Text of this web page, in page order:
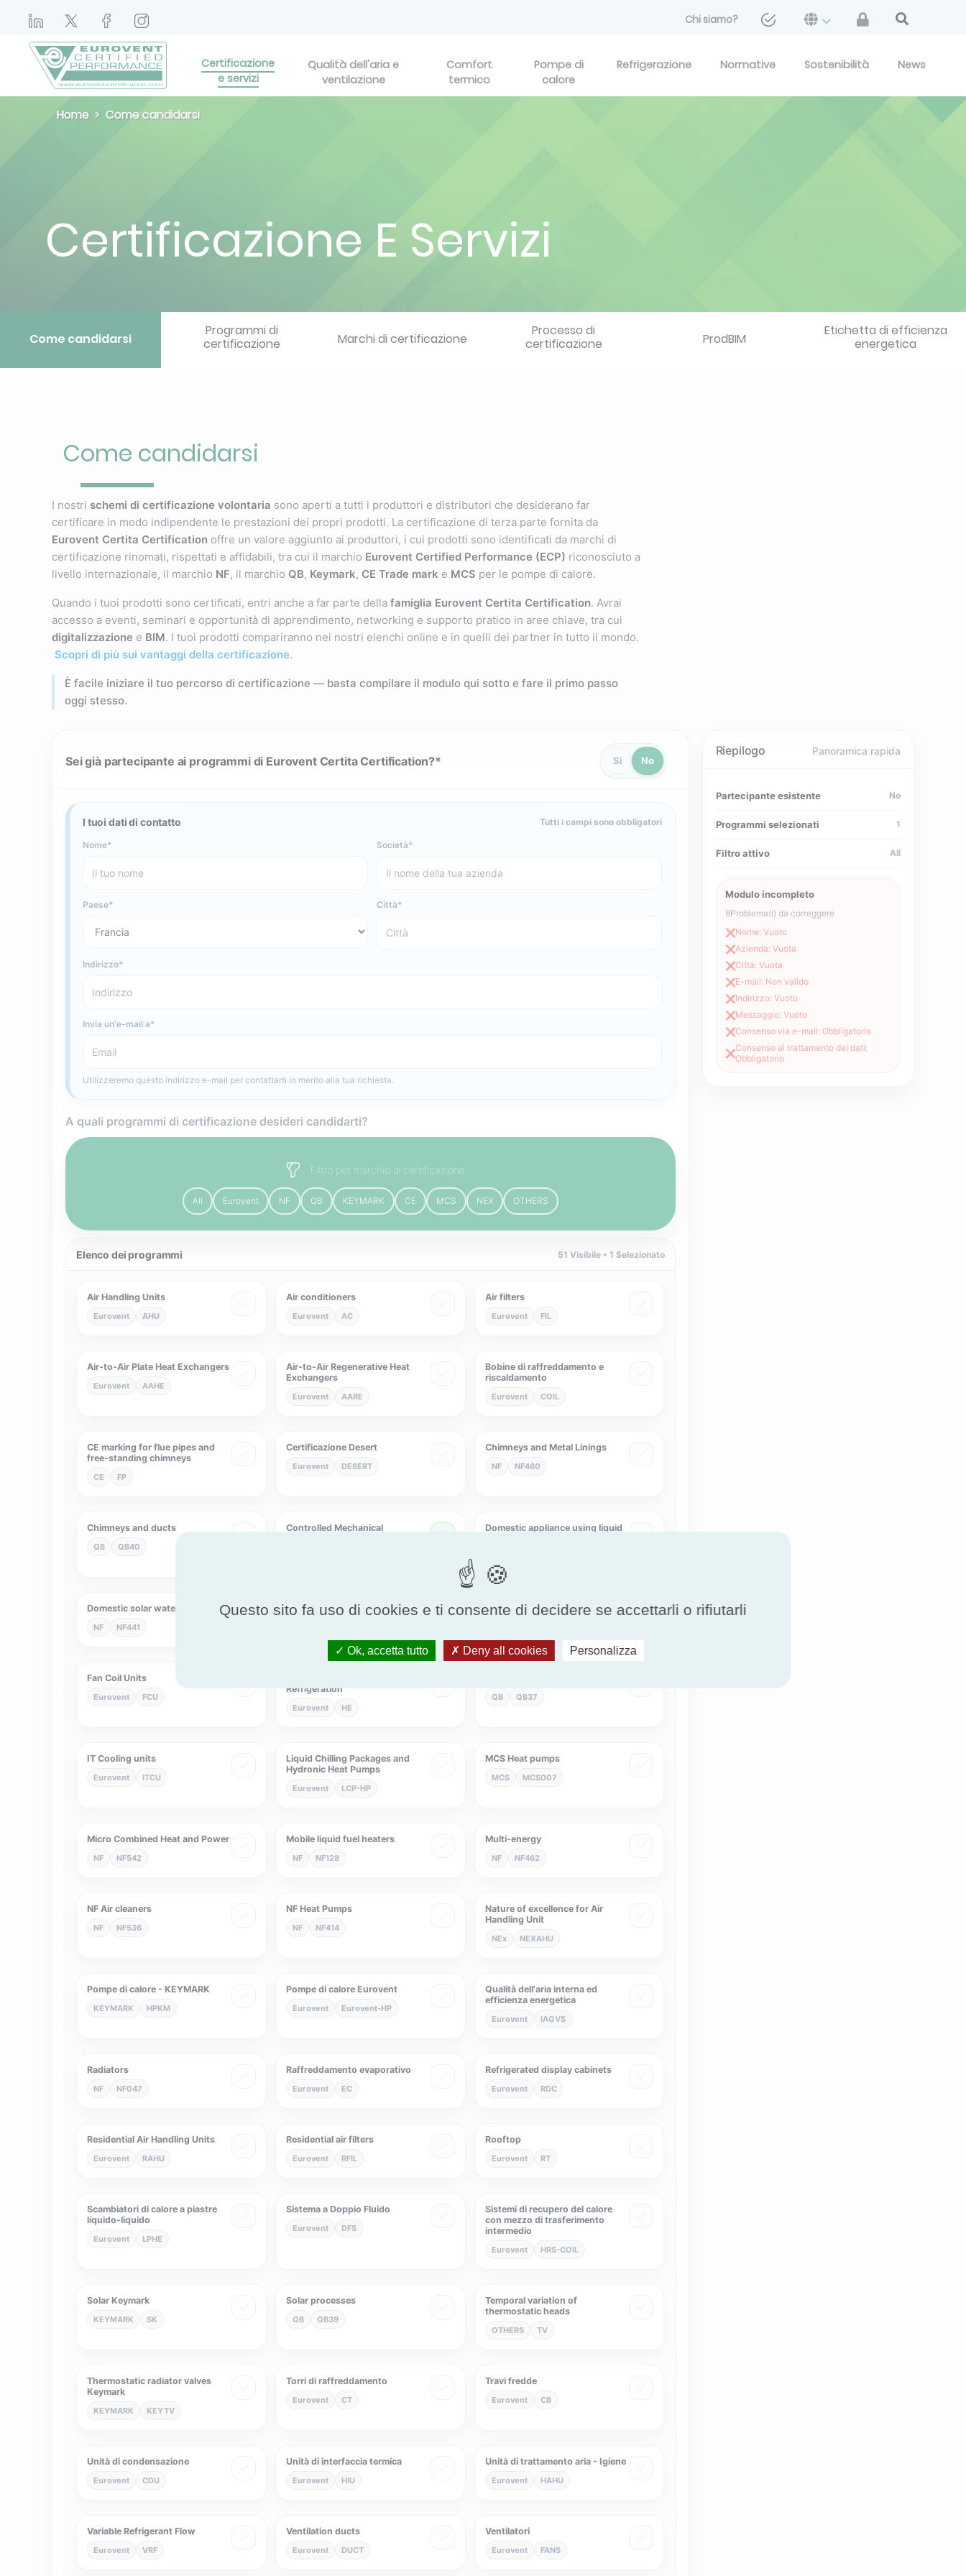
Chi siamo?
Certificazione
e servizi
Qualità dell'aria e
ventilazione
Comfort
termico
Pompe di
calore
Refrigerazione Normative Sostenibilità News
Home Come candidarsi
Certificazione E Servizi
Come candidarsi
Programmi di
certificazione
Marchi di certificazione
Processo di
certificazione
ProdBIM
Etichetta di efficienza
energetica
Come candidarsi
I nostri schemi di certificazione volontaria sono aperti a tutti i produttori e distributori che desiderano far
certificare in modo indipendente le prestazioni dei propri prodotti. La certificazione di terza parte fornita da
Eurovent Certita Certification offre un valore aggiunto ai produttori, i cui prodotti sono identificati da marchi di
certificazione rinomati, rispettati e affidabili, tra cui il marchio Eurovent Certified Performance (ECP) riconosciuto a
livello internazionale, il marchio NF, il marchio QB, Keymark, CE Trade mark e MCS per le pompe di calore.
Quando i tuoi prodotti sono certificati, entri anche a far parte della famiglia Eurovent Certita Certification. Avrai
accesso a eventi, seminari e opportunità di apprendimento, networking e supporto pratico in aree chiave, tra cui
digitalizzazione e BIM. I tuoi prodotti compariranno nei nostri elenchi online e in quelli dei partner in tutto il mondo.
Scopri di più sui vantaggi della certificazione.
È facile iniziare il tuo percorso di certificazione — basta compilare il modulo qui sotto e fare il primo passo
oggi stesso.
Sei già partecipante ai programmi di Eurovent Certita Certification? Sì No
I tuoi dati di contatto Tutti i campi sono obbligatori
Nome Società
Paese Città
Indirizzo
Invia un'e-mail a
Utilizzeremo questo indirizzo e-mail per contattarti in merito alla tua richiesta.
A quali programmi di certificazione desideri candidarti?
Filtro per marchio di certificazione
All Eurovent NF QB KEYMARK CE MCS NEX OTHERS
Elenco dei programmi 51 Visibile • 1 Selezionato
Air Handling Units
Eurovent AHU
Air conditioners
Eurovent AC
Air filters
Eurovent FIL
Air-to-Air Plate Heat Exchangers
Eurovent AAHE
Air-to-Air Regenerative Heat
Exchangers
Eurovent AARE
Bobine di raffreddamento e
riscaldamento
Eurovent COIL
CE marking for flue pipes and
free-standing chimneys
CE FP
Certificazione Desert
Eurovent DESERT
Chimneys and Metal Linings
NF NF460
Chimneys and ducts
QB QB40
Controlled Mechanical
Domestic appliance using liquid
Domestic solar water heaters
NF NF441
Eliminatori di deriva Eurovent Air cleaners
Fan Coil Units
Eurovent FCU
Refrigeration
Eurovent HE
QB QB37
IT Cooling units
Eurovent ITCU
Liquid Chilling Packages and
Hydronic Heat Pumps
Eurovent LCP-HP
MCS Heat pumps
MCS MCS007
Micro Combined Heat and Power
NF NF542
Mobile liquid fuel heaters
NF NF128
Multi-energy
NF NF462
NF Air cleaners
NF NF536
NF Heat Pumps
NF NF414
Nature of excellence for Air
Handling Unit
NEx NEXAHU
Pompe di calore - KEYMARK
KEYMARK HPKM
Pompe di calore Eurovent
Eurovent Eurovent-HP
Qualità dell'aria interna ed
efficienza energetica
Eurovent IAQVS
Radiators
NF NF047
Raffreddamento evaporativo
Eurovent EC
Refrigerated display cabinets
Eurovent RDC
Residential Air Handling Units
Eurovent RAHU
Residential air filters
Eurovent RFIL
Rooftop
Eurovent RT
Scambiatori di calore a piastre
liquido-liquido
Eurovent LPHE
Sistema a Doppio Fluido
Eurovent DFS
Sistemi di recupero del calore
con mezzo di trasferimento
intermedio
Eurovent HRS-COIL
Solar Keymark
KEYMARK SK
Solar processes
QB QB39
Temporal variation of
thermostatic heads
OTHERS TV
Thermostatic radiator valves
Keymark
KEYMARK KEYTV
Torri di raffreddamento
Eurovent CT
Travi fredde
Eurovent CB
Unità di condensazione
Eurovent CDU
Unità di interfaccia termica
Eurovent HIU
Unità di trattamento aria - Igiene
Eurovent HAHU
Variable Refrigerant Flow
Eurovent VRF
Ventilation ducts
Eurovent DUCT
Ventilatori
Eurovent FANS
Riepilogo Panoramica rapida
Partecipante esistente No
Programmi selezionati 1
Filtro attivo All
Modulo incompleto
8Problema(i) da correggere
❌Nome: Vuoto
❌Azienda: Vuota
❌Città: Vuota
❌E-mail: Non valido
❌Indirizzo: Vuoto
❌Messaggio: Vuoto
❌Consenso via e-mail: Obbligatorio
❌
Consenso al trattamento dei dati:
Obbligatorio
Questo sito fa uso di cookies e ti consente di decidere se accettarli o rifiutarli
Ok, accetta tutto Deny all cookies Personalizza